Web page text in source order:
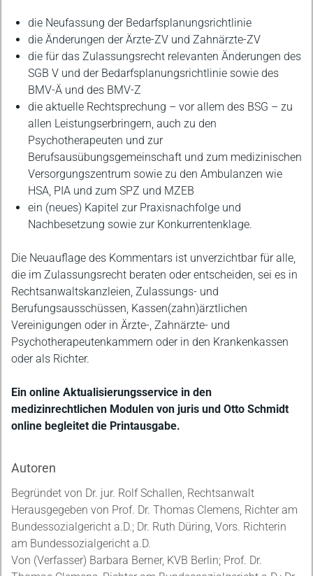
die Neufassung der Bedarfsplanungsrichtlinie
die Änderungen der Ärzte-ZV und Zahnärzte-ZV
die für das Zulassungsrecht relevanten Änderungen des
SGB V und der Bedarfsplanungsrichtlinie sowie des
BMV-Ä und des BMV-Z
die aktuelle Rechtsprechung – vor allem des BSG – zu
allen Leistungserbringern, auch zu den
Psychotherapeuten und zur
Berufsausübungsgemeinschaft und zum medizinischen
Versorgungszentrum sowie zu den Ambulanzen wie
HSA, PIA und zum SPZ und MZEB
ein (neues) Kapitel zur Praxisnachfolge und
Nachbesetzung sowie zur Konkurrentenklage.
Die Neuauflage des Kommentars ist unverzichtbar für alle,
die im Zulassungsrecht beraten oder entscheiden, sei es in
Rechtsanwaltskanzleien, Zulassungs- und
Berufungsausschüssen, Kassen(zahn)ärztlichen
Vereinigungen oder in Ärzte-, Zahnärzte- und
Psychotherapeutenkammern oder in den Krankenkassen
oder als Richter.
Ein online Aktualisierungsservice in den
medizinrechtlichen Modulen von juris und Otto Schmidt
online begleitet die Printausgabe.
Autoren
Begründet von Dr. jur. Rolf Schallen, Rechtsanwalt
Herausgegeben von Prof. Dr. Thomas Clemens, Richter am
Bundessozialgericht a.D.; Dr. Ruth Düring, Vors. Richterin
am Bundessozialgericht a.D.
Von (Verfasser) Barbara Berner, KVB Berlin; Prof. Dr.